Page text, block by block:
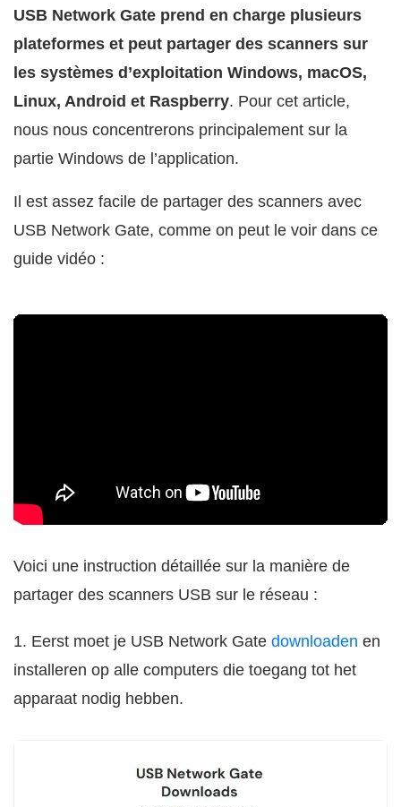
USB Network Gate prend en charge plusieurs
plateformes et peut partager des scanners sur
les systèmes d’exploitation Windows, macOS,
Linux, Android et Raspberry. Pour cet article,
nous nous concentrerons principalement sur la
partie Windows de l’application.
Il est assez facile de partager des scanners avec
USB Network Gate, comme on peut le voir dans ce
guide vidéo :
Voici une instruction détaillée sur la manière de
partager des scanners USB sur le réseau :
1. Eerst moet je USB Network Gate downloaden en
installeren op alle computers die toegang tot het
apparaat nodig hebben.